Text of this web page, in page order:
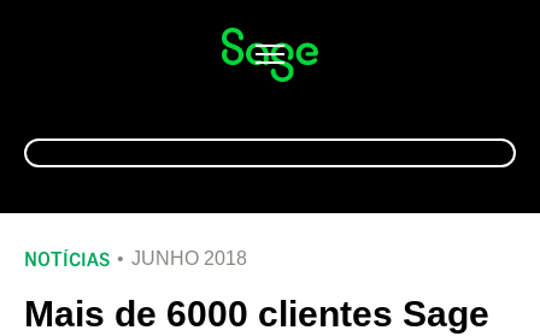
Alternar
navegação
NOTÍCIAS JUNHO 2018
Mais de 6000 clientes Sage